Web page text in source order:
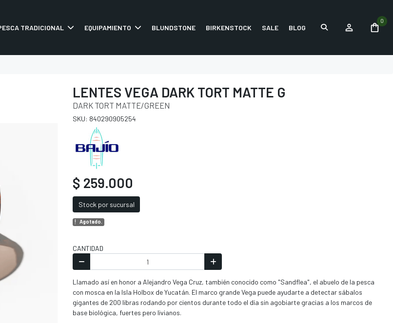
TRADICIONAL EQUIPAMIENTO BLUNDSTONE BIRKENSTOCK SALE BLOG
0
LENTES VEGA DARK TORT MATTE G
DARK TORT MATTE/GREEN
SKU: 840290905254
$ 259.000
Stock por sucursal
Agotado.
CANTIDAD
Llamado así en honor a Alejandro Vega Cruz, también conocido como "Sandflea", el abuelo de la pesca
con mosca en la Isla Holbox de Yucatán. El marco grande Vega puede ayudarte a detectar sábalos
gigantes de 200 libras rodando por cientos durante todo el día sin agobiarte gracias a los marcos de
base biológica, fuertes pero livianos.